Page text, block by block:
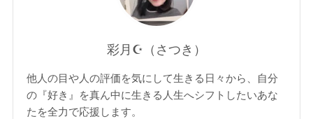
彩月☪︎（さつき）
他人の目や人の評価を気にして生きる日々から、自分
の『好き』を真ん中に生きる人生へシフトしたいあな
たを全力で応援します。